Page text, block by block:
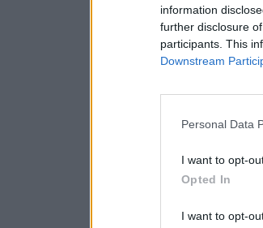
information
further disclosure
participants. This
Downstream
Personal Data
I want to opt-
Opted In
I want to opt-